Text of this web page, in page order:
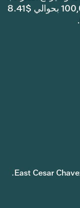
للصيانة والعمليات على منزل $100,000 بحوالي $8.41